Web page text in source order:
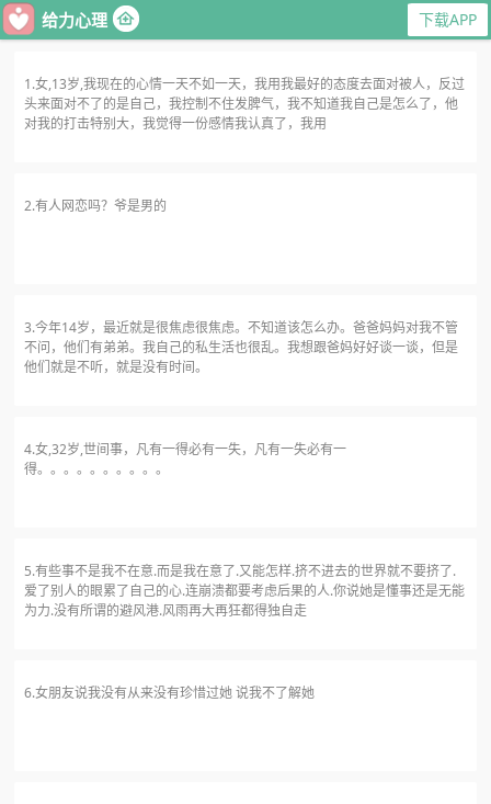
给力心理 下载APP
1.女,13岁,我现在的心情一天不如一天，我用我最好的态度去面对被人，反过
头来面对不了的是自己，我控制不住发脾气，我不知道我自己是怎么了，他
对我的打击特别大，我觉得一份感情我认真了，我用
2.有人网恋吗？爷是男的
3.今年14岁，最近就是很焦虑很焦虑。不知道该怎么办。爸爸妈妈对我不管
不问，他们有弟弟。我自己的私生活也很乱。我想跟爸妈好好谈一谈，但是
他们就是不听，就是没有时间。
4.女,32岁,世间事，凡有一得必有一失，凡有一失必有一
得。。。。。。。。。。
5.有些事不是我不在意.而是我在意了.又能怎样.挤不进去的世界就不要挤了.
爱了别人的眼累了自己的心.连崩溃都要考虑后果的人.你说她是懂事还是无能
为力.没有所谓的避风港.风雨再大再狂都得独自走
6.女朋友说我没有从来没有珍惜过她 说我不了解她